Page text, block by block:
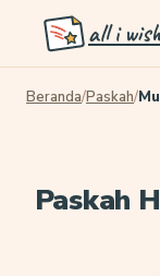
all i
Beranda/Paskah/
Paskah